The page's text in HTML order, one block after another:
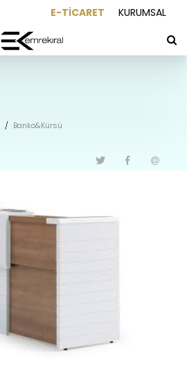
E-TİCARET KURUMSAL
/ Banko&Kürsü